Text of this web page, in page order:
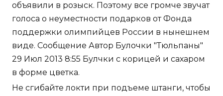
объявили в розыск. Поэтому все громче звучат
голоса о неуместности подарков от Фонда
поддержки олимпийцев России в нынешнем
виде. Сообщение Автор Булочки "Тюльпаны"
29 Июл 2013 8:55 Булчки с корицей и сахаром
в форме цветка.
Не сгибайте локти при подъеме штанги, чтобы